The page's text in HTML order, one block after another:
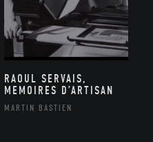
RAOUL SERVAIS,
MEMOIRES D’ARTISAN
MARTIN BASTIEN